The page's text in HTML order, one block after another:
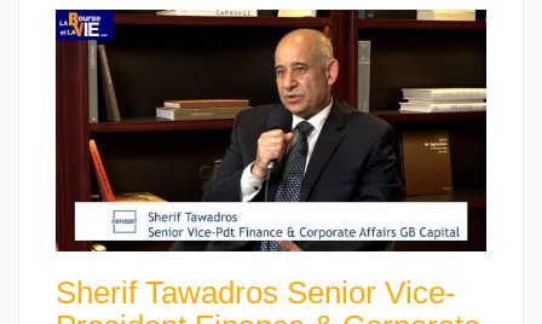
Sherif Tawadros Senior Vice-